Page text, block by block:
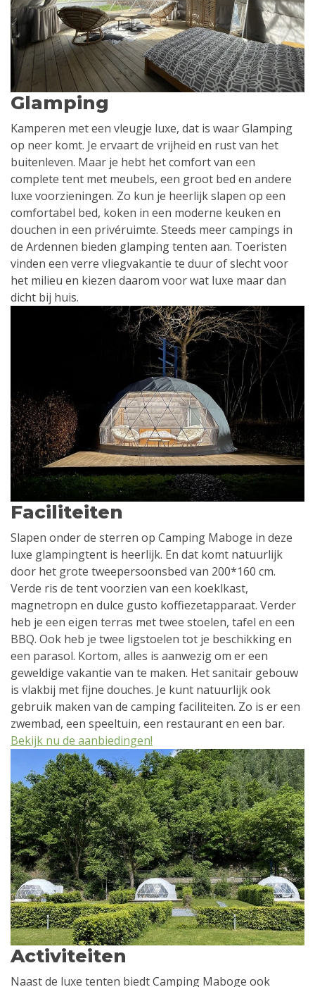
Glamping
Kamperen met een vleugje luxe, dat is waar Glamping
op neer komt. Je ervaart de vrijheid en rust van het
buitenleven. Maar je hebt het comfort van een
complete tent met meubels, een groot bed en andere
luxe voorzieningen. Zo kun je heerlijk slapen op een
comfortabel bed, koken in een moderne keuken en
douchen in een privéruimte. Steeds meer campings in
de Ardennen bieden glamping tenten aan. Toeristen
vinden een verre vliegvakantie te duur of slecht voor
het milieu en kiezen daarom voor wat luxe maar dan
dicht bij huis.
Faciliteiten
Slapen onder de sterren op Camping Maboge in deze
luxe glampingtent is heerlijk. En dat komt natuurlijk
door het grote tweepersoonsbed van 200*160 cm.
Verde ris de tent voorzien van een koeklkast,
magnetropn en dulce gusto koffiezetapparaat. Verder
heb je een eigen terras met twee stoelen, tafel en een
BBQ. Ook heb je twee ligstoelen tot je beschikking en
een parasol. Kortom, alles is aanwezig om er een
geweldige vakantie van te maken. Het sanitair gebouw
is vlakbij met fijne douches. Je kunt natuurlijk ook
gebruik maken van de camping faciliteiten. Zo is er een
zwembad, een speeltuin, een restaurant en een bar.
Bekijk nu de aanbiedingen!
Activiteiten
Naast de luxe tenten biedt Camping Maboge ook